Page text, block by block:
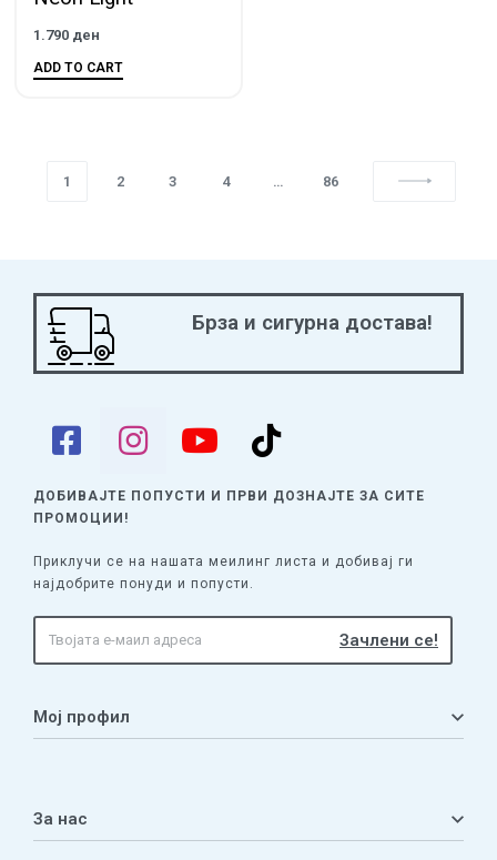
1.790 ден
ADD TO CART
1 2 3 4 … 86
Брза и сигурна достава!
ДОБИВАЈТЕ ПОПУСТИ И ПРВИ ДОЗНАЈТЕ ЗА СИТЕ
ПРОМОЦИИ!
Приклучи се на нашата меилинг листа и добивај ги
најдобрите понуди и попусти.
Мој профил
Листа на желби
За нас